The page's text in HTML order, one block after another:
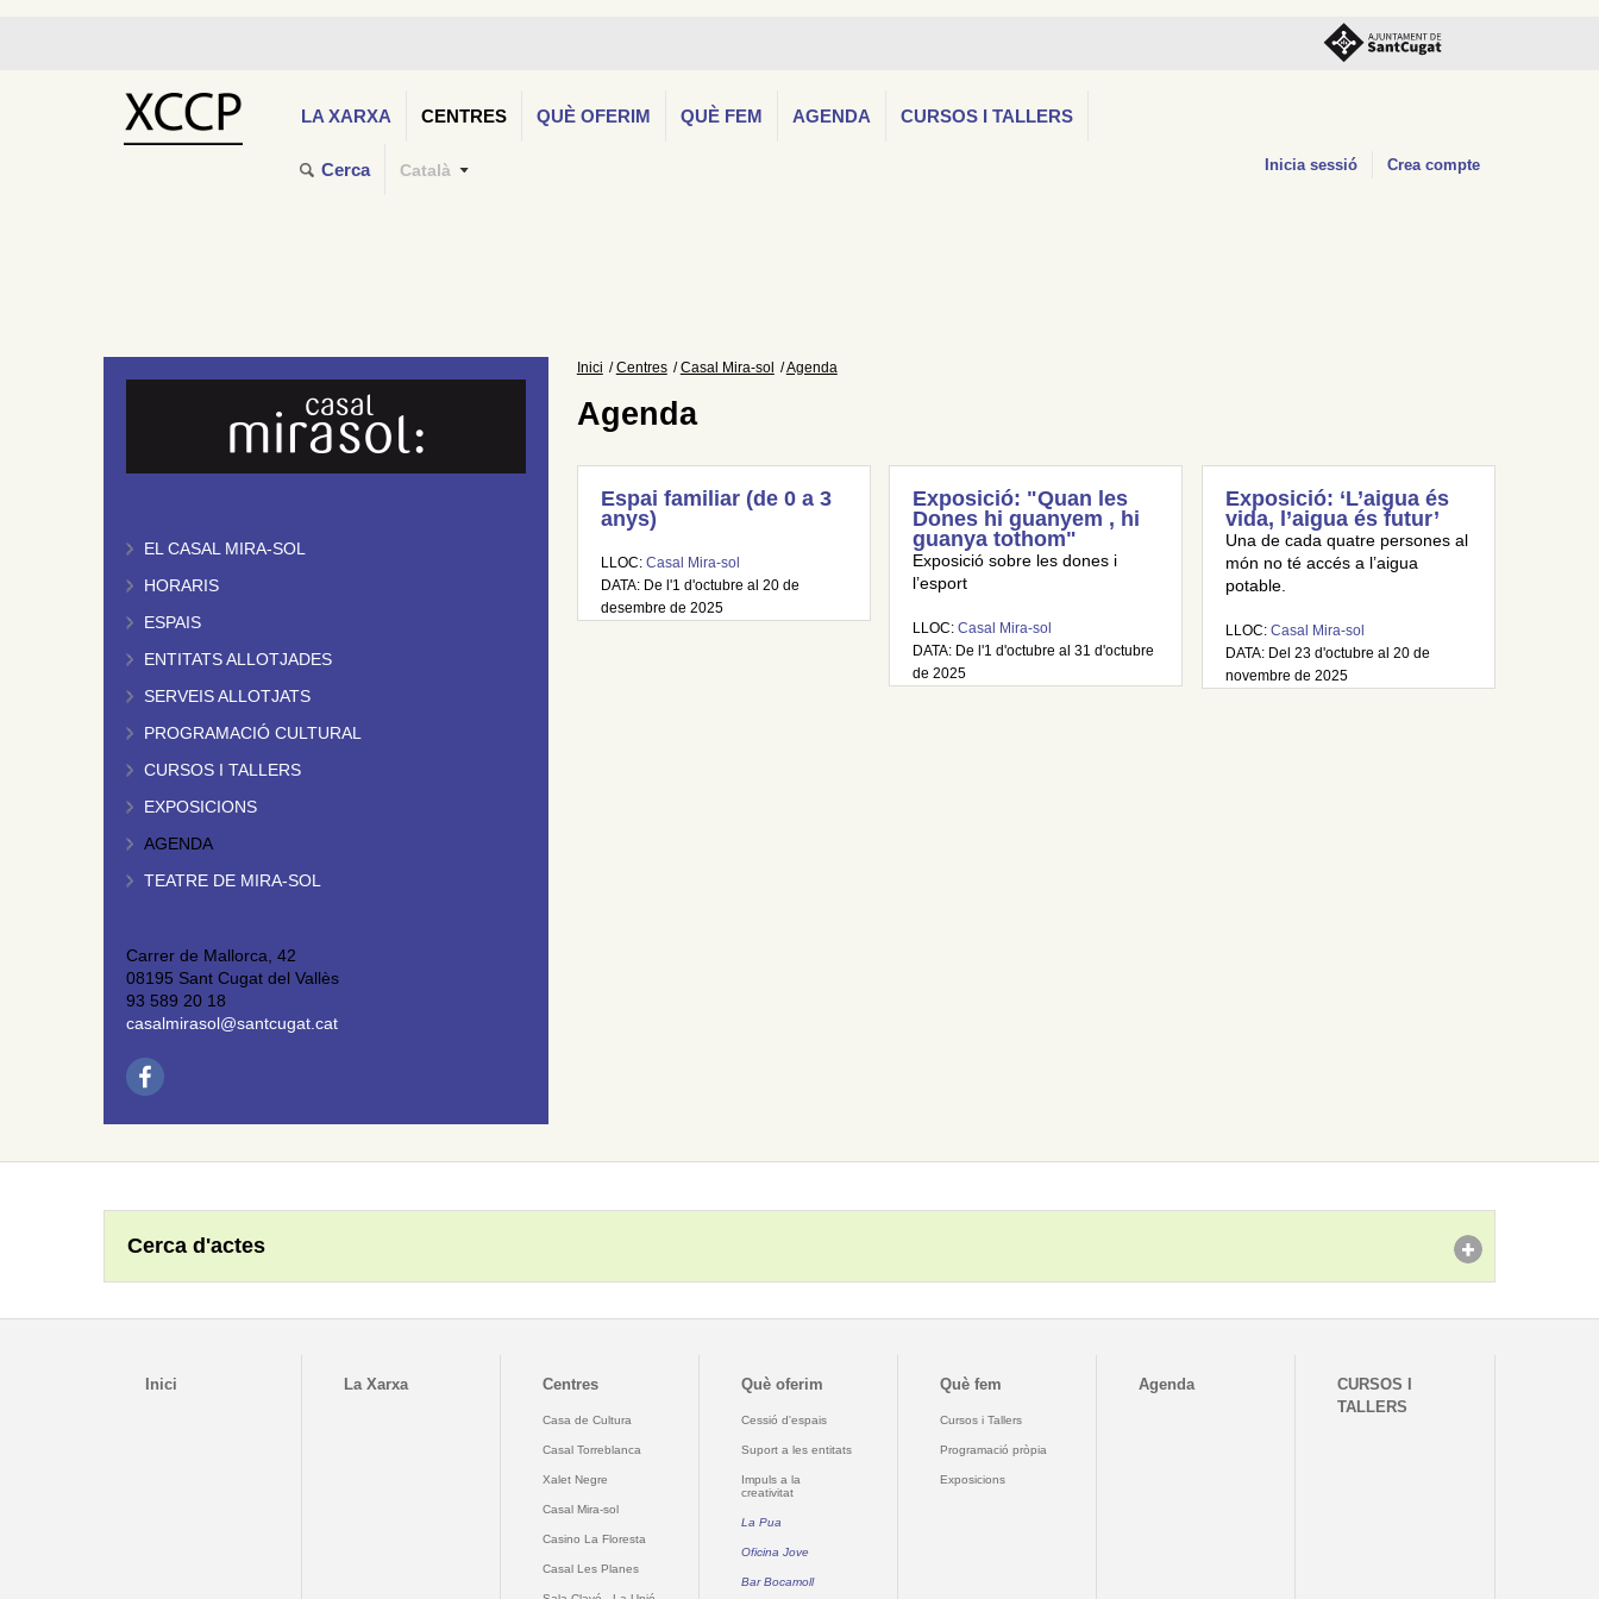
LA XARXA CENTRES QUÈ OFERIM QUÈ FEM AGENDA CURSOS I TALLERS
Cerca Català Inicia sessió Crea compte
EL CASAL MIRA-SOL
HORARIS
ESPAIS
ENTITATS ALLOTJADES
SERVEIS ALLOTJATS
PROGRAMACIÓ CULTURAL
CURSOS I TALLERS
EXPOSICIONS
AGENDA
TEATRE DE MIRA-SOL
Carrer de Mallorca, 42
08195 Sant Cugat del Vallès
93 589 20 18
casalmirasol@santcugat.cat
Inici Centres Casal Mira-sol Agenda
Agenda
Espai familiar (de 0 a 3
anys)
LLOC: Casal Mira-sol
DATA: De l'1 d'octubre al 20 de
desembre de 2025
Exposició: "Quan les
Dones hi guanyem , hi
guanya tothom"
Exposició sobre les dones i
l’esport
LLOC:Casal Mira-sol
DATA: De l'1 d'octubre al 31 d'octubre
de 2025
Exposició: ‘L’aigua és
vida, l’aigua és futur’
Una de cada quatre persones al
món no té accés a l’aigua
potable.
LLOC: Casal Mira-sol
DATA: Del 23 d'octubre al 20 de
novembre de 2025
Cerca d'actes
Inici La Xarxa Centres
Casa de Cultura
Casal Torreblanca
Xalet Negre
Casal Mira-sol
Casino La Floresta
Casal Les Planes
Què oferim
Cessió d'espais
Suport a les entitats
Impuls a la
creativitat
La Pua
Oficina Jove
Bar Bocamoll
Què fem
Cursos i Tallers
Programació pròpia
Exposicions
Agenda
CURSOS I
TALLERS